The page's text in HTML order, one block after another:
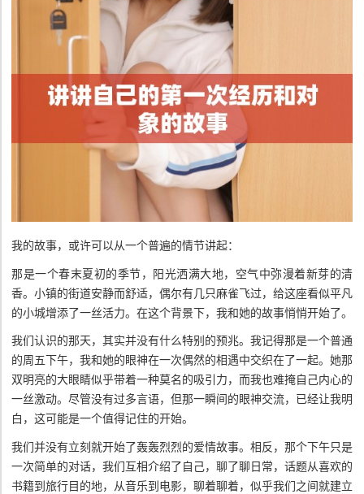
我的故事，或许可以从一个普遍的情节讲起：
那是一个春末夏初的季节，阳光洒满大地，空气中弥漫着新芽的清
香。小镇的街道安静而舒适，偶尔有几只麻雀飞过，给这座看似平凡
的小城增添了一丝活力。在这个背景下，我和她的故事悄悄开始了。
我们认识的那天，其实并没有什么特别的预兆。我记得那是一个普通
的周五下午，我和她的眼神在一次偶然的相遇中交织在了一起。她那
双明亮的大眼睛似乎带着一种莫名的吸引力，而我也难掩自己内心的
一丝激动。尽管没有过多言语，但那一瞬间的眼神交流，已经让我明
白，这可能是一个值得记住的开始。
我们并没有立刻就开始了轰轰烈烈的爱情故事。相反，那个下午只是
一次简单的对话，我们互相介绍了自己，聊了聊日常，话题从喜欢的
书籍到旅行目的地，从音乐到电影，聊着聊着，似乎我们之间就建立